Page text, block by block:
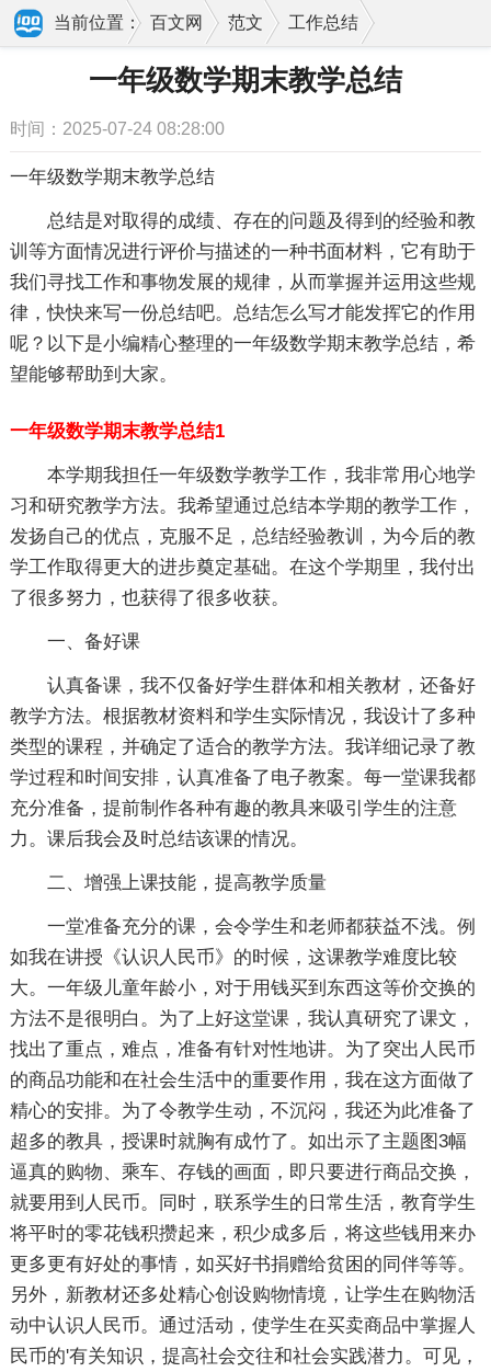
当前位置： 百文网 范文 工作总结
期末总结 一年级数学期末教学总结
一年级数学期末教学总结
时间：2025-07-24 08:28:00
一年级数学期末教学总结
总结是对取得的成绩、存在的问题及得到的经验和教
训等方面情况进行评价与描述的一种书面材料，它有助于
我们寻找工作和事物发展的规律，从而掌握并运用这些规
律，快快来写一份总结吧。总结怎么写才能发挥它的作用
呢？以下是小编精心整理的一年级数学期末教学总结，希
望能够帮助到大家。
一年级数学期末教学总结1
本学期我担任一年级数学教学工作，我非常用心地学
习和研究教学方法。我希望通过总结本学期的教学工作，
发扬自己的优点，克服不足，总结经验教训，为今后的教
学工作取得更大的进步奠定基础。在这个学期里，我付出
了很多努力，也获得了很多收获。
一、备好课
认真备课，我不仅备好学生群体和相关教材，还备好
教学方法。根据教材资料和学生实际情况，我设计了多种
类型的课程，并确定了适合的教学方法。我详细记录了教
学过程和时间安排，认真准备了电子教案。每一堂课我都
充分准备，提前制作各种有趣的教具来吸引学生的注意
力。课后我会及时总结该课的情况。
二、增强上课技能，提高教学质量
一堂准备充分的课，会令学生和老师都获益不浅。例
如我在讲授《认识人民币》的时候，这课教学难度比较
大。一年级儿童年龄小，对于用钱买到东西这等价交换的
方法不是很明白。为了上好这堂课，我认真研究了课文，
找出了重点，难点，准备有针对性地讲。为了突出人民币
的商品功能和在社会生活中的重要作用，我在这方面做了
精心的安排。为了令教学生动，不沉闷，我还为此准备了
超多的教具，授课时就胸有成竹了。如出示了主题图3幅
逼真的购物、乘车、存钱的画面，即只要进行商品交换，
就要用到人民币。同时，联系学生的日常生活，教育学生
将平时的零花钱积攒起来，积少成多后，将这些钱用来办
更多更有好处的事情，如买好书捐赠给贫困的同伴等等。
另外，新教材还多处精心创设购物情境，让学生在购物活
动中认识人民币。通过活动，使学生在买卖商品中掌握人
民币的'有关知识，提高社会交往和社会实践潜力。可见，